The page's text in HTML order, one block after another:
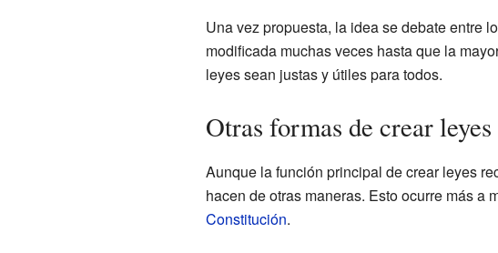
Una vez propuesta, la idea se debate entre
modificada muchas veces hasta que la
leyes sean justas y útiles para todos.
Otras formas de crear leyes
Aunque la función principal de crear leyes
hacen de otras maneras. Esto ocurre más a
Constitución.